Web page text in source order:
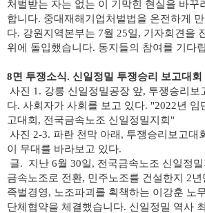
처벌받는 자는 없는 이 기막힌 현실을 바꾸
합니다. 중대재해기업처벌법을 온전하게
다. 강원지역본부는 7월 25일, 기자회견을
위에 돌입했습니다. 동지들의 참여를 기다
8면 투쟁소식. 신일정밀 투쟁승리 보고대회
사진 1. 강릉 신일정밀공장 앞, 투쟁승리보
다. 사회자가 사회를 보고 있다. "2022년 임
고대회, 전국금속노조 신일정밀지회"
사진 2-3. 파란 천막 아래, 투쟁승리보고대
이 무대를 바라보고 있다.
글.
지난 6월 30일, 전국금속노조 신일정
금속노조로 전환, 민주노조를 건설한지 2년
족벌경영, 노조파괴를 획책하는 이강훈 노
단체협약을 체결했습니다. 신일정밀 역사